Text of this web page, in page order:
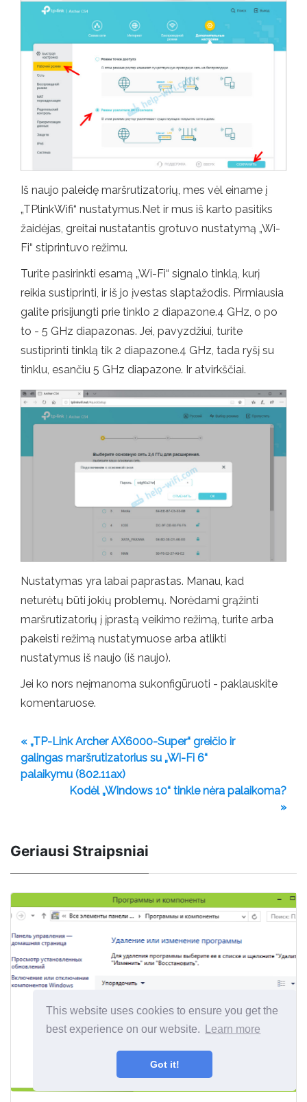
This website uses cookies to ensure you get the
best experience on our website.
Learn more
Got it!
Iš naujo paleidę maršrutizatorių, mes vėl einame į
„TPlinkWifi“ nustatymus.Net ir mus iš karto pasitiks
žaidėjas, greitai nustatantis grotuvo nustatymą „Wi-
Fi“ stiprintuvo režimu.
Turite pasirinkti esamą „Wi-Fi“ signalo tinklą, kurį
reikia sustiprinti, ir iš jo įvestas slaptažodis. Pirmiausia
galite prisijungti prie tinklo 2 diapazone.4 GHz, o po
to - 5 GHz diapazonas. Jei, pavyzdžiui, turite
sustiprinti tinklą tik 2 diapazone.4 GHz, tada ryšį su
tinklu, esančiu 5 GHz diapazone. Ir atvirkščiai.
Nustatymas yra labai paprastas. Manau, kad
neturėtų būti jokių problemų. Norėdami grąžinti
maršrutizatorių į įprastą veikimo režimą, turite arba
pakeisti režimą nustatymuose arba atlikti
nustatymus iš naujo (iš naujo).
Jei ko nors neįmanoma sukonfigūruoti - paklauskite
komentaruose.
« „TP-Link Archer AX6000-Super“ greičio ir
galingas maršrutizatorius su „Wi-Fi 6“
palaikymu (802.11ax)
Kodėl „Windows 10“ tinkle nėra palaikoma?
»
Geriausi Straipsniai